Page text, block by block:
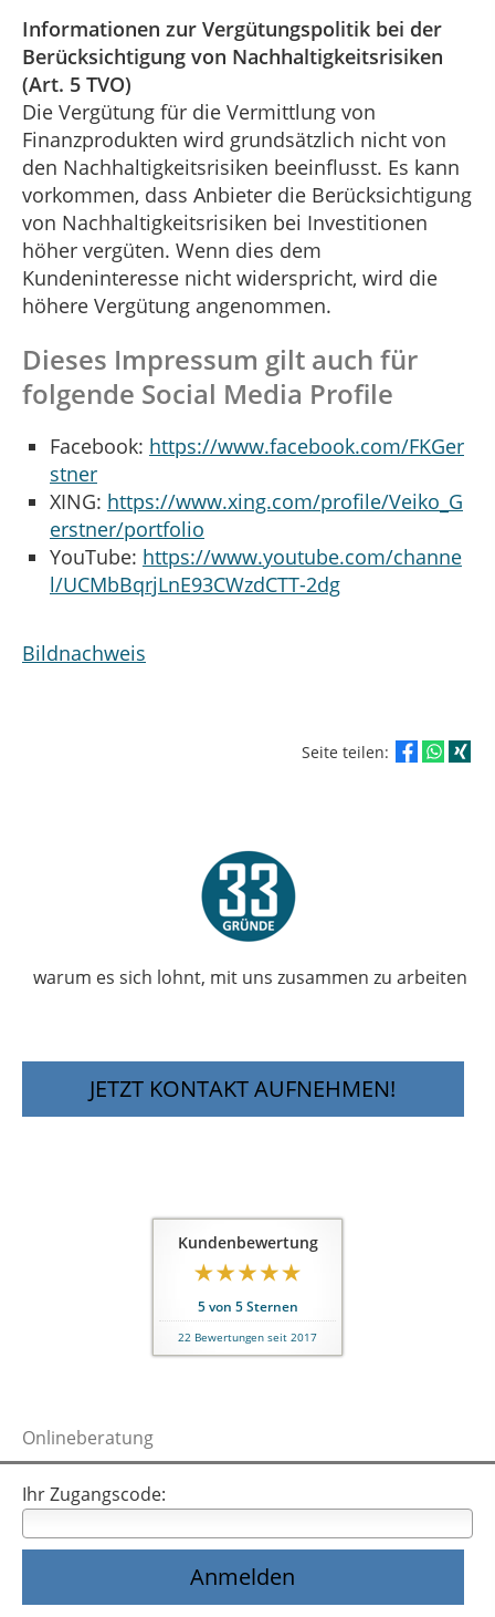
Informationen zur Vergütungspolitik bei der
Berücksichtigung von Nachhaltigkeitsrisiken
(Art. 5 TVO)
Die Vergütung für die Vermittlung von
Finanzprodukten wird grundsätzlich nicht von
den Nachhaltigkeitsrisiken beeinflusst. Es kann
vorkommen, dass Anbieter die Berücksichtigung
von Nachhaltigkeitsrisiken bei Investitionen
höher vergüten. Wenn dies dem
Kundeninteresse nicht widerspricht, wird die
höhere Vergütung angenommen.
Dieses Impressum gilt auch für
folgende Social Media Profile
Facebook: https://www.facebook.com/FKGer
stner
XING: https://www.xing.com/profile/Veiko_G
erstner/portfolio
YouTube: https://www.youtube.com/channe
l/UCMbBqrjLnE93CWzdCTT-2dg
Bildnachweis
Seite teilen:
warum es sich lohnt, mit uns zusammen zu arbeiten
JETZT KONTAKT AUFNEHMEN!
Kundenbewertung
5von 5Sternen
22 Bewertungen seit 2017
Onlineberatung
Ihr Zugangscode: